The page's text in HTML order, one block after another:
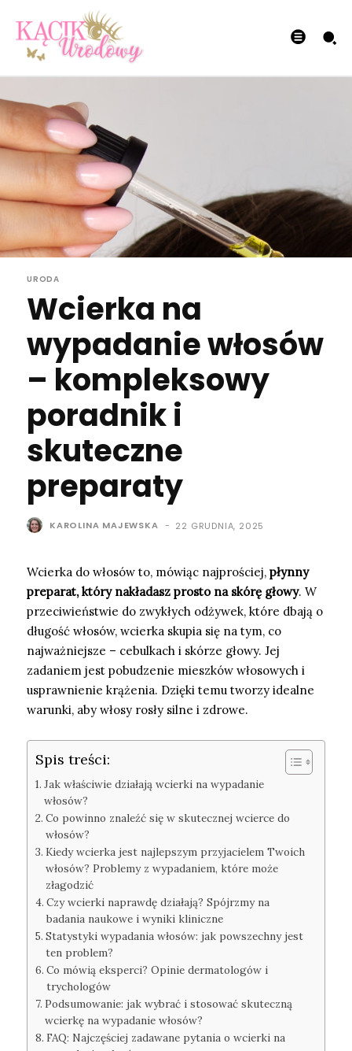
URODA
Wcierka na
wypadanie włosów
– kompleksowy
poradnik i
skuteczne
preparaty
KAROLINA MAJEWSKA - 22 GRUDNIA, 2025
Wcierka do włosów to, mówiąc najprościej, płynny
preparat, który nakładasz prosto na skórę głowy. W
przeciwieństwie do zwykłych odżywek, które dbają o
długość włosów, wcierka skupia się na tym, co
najważniejsze – cebulkach i skórze głowy. Jej
zadaniem jest pobudzenie mieszków włosowych i
usprawnienie krążenia. Dzięki temu tworzy idealne
warunki, aby włosy rosły silne i zdrowe.
Spis treści:
Jak właściwie działają wcierki na wypadanie
włosów?
Co powinno znaleźć się w skutecznej wcierce do
włosów?
Kiedy wcierka jest najlepszym przyjacielem Twoich
włosów? Problemy z wypadaniem, które może
złagodzić
Czy wcierki naprawdę działają? Spójrzmy na
badania naukowe i wyniki kliniczne
Statystyki wypadania włosów: jak powszechny jest
ten problem?
Co mówią eksperci? Opinie dermatologów i
trychologów
Podsumowanie: jak wybrać i stosować skuteczną
wcierkę na wypadanie włosów?
FAQ: Najczęściej zadawane pytania o wcierki na